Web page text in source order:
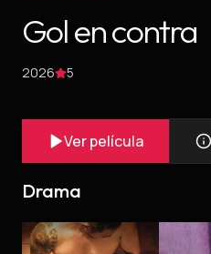
Gol en contra
2026 5
Ver película
Drama